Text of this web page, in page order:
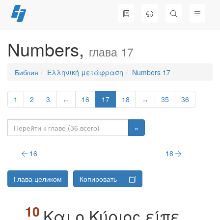
Перейти
к
Numbers, глава 17
Библия Ελληνική μετάφραση Numbers 17
1 2 3 ↔ 16 17 18 ↔ 35 36
»
16 18
Глава целиком Копировать
Kαι ο Kύριος είπε